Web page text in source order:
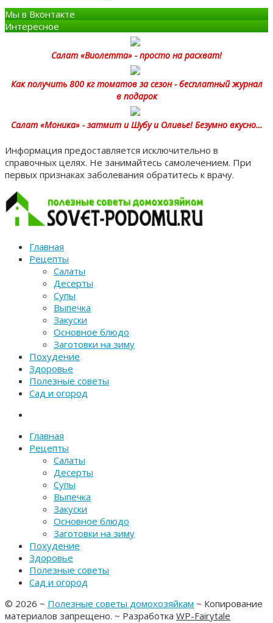
Мы в Вконтакте
Интересное
Салат «Виолетта» - просто на расхват!
Как получить 800 кг томатов за сезон - бесплатный журнал
в подарок
Салат «Моника» - затмит и Шубу и Оливье! Безумно вкусно…
Информация предоставляется исключительно в
справочных целях. Не занимайтесь самолечением. При
первых признаках заболевания обратитесь к врачу.
Главная
Рецепты
Салаты
Десерты
Супы
Выпечка
Закуски
Основное блюдо
Заготовки на зиму
Похудение
Здоровье
Полезные советы
Сад и огород
Главная
Рецепты
Салаты
Десерты
Супы
Выпечка
Закуски
Основное блюдо
Заготовки на зиму
Похудение
Здоровье
Полезные советы
Сад и огород
© 2026 ~ Полезные советы домохозяйкам ~ Копирование
материалов запрещено. ~ Разработка WP-Fairytale